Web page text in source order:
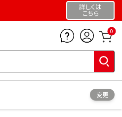
詳しくは
こちら
0
変更